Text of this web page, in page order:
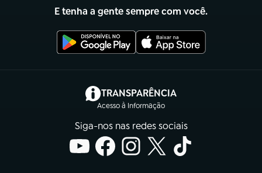
E tenha a gente sempre com você.
TRANSPARÊNCIA
Acesso à Informação
(abre em nova aba)
Siga-nos nas redes sociais